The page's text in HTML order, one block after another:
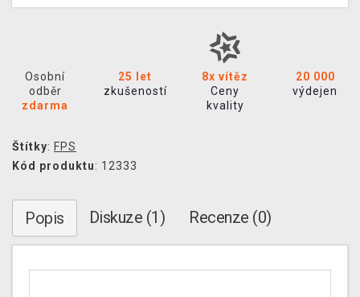
Osobní
odběr
zdarma
25 let
zkušeností
8x vítěz
Ceny
kvality
20 000
výdejen
Štítky: FPS
Kód produktu: 12333
Popis Diskuze (1) Recenze (0)